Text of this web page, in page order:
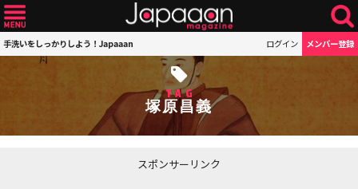
手洗いをしっかりしよう！Japaaan ログイン メンバー登録
TAG
塚原昌義
スポンサーリンク